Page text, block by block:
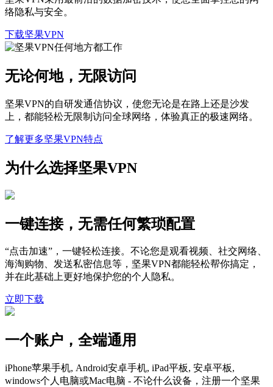
络隐私与安全。
下载坚果VPN
无论何地，无限访问
坚果VPN的自研发通信协议，使您无论是在路上还是沙发
上，都能轻松无限制访问全球网络，体验真正的极速网络。
了解更多坚果VPN特点
为什么选择坚果VPN
一键连接，无需任何繁琐配置
“点击加速”，一键轻松连接。不论您是观看视频、社交网络、
海淘购物、发送私密信息等，坚果VPN都能轻松帮你搞定，
并在此基础上更好地保护您的个人隐私。
立即下载
一个账户，全端通用
iPhone苹果手机, Android安卓手机, iPad平板, 安卓平板,
windows个人电脑或Mac电脑 - 不论什么设备，注册一个坚果